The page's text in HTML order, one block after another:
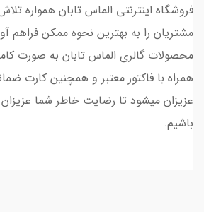
فروشگاه اینترنتی الماس تابان همواره
مشتریان را به بهترین نحوه ممکن فراهم
محصولات گالری الماس تابان به صورت
همراه با فاکتور معتبر و همچنین کارت
عزیزان میشود تا رضایت خاطر شما عزیزان
باشیم.